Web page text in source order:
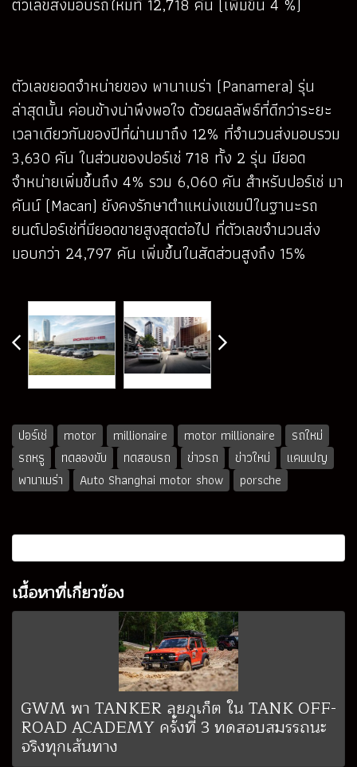
ตัวเลขยอดจำหน่ายของ พานาเมร่า (Panamera) รุ่น
ล่าสุดนั้น ค่อนข้างน่าพึงพอใจ ด้วยผลลัพธ์ที่ดีกว่าระยะ
เวลาเดียวกันของปีที่ผ่านมาถึง 12% ที่จำนวนส่งมอบรวม
3,630 คัน ในส่วนของปอร์เช่ 718 ทั้ง 2 รุ่น มียอด
จำหน่ายเพิ่มขึ้นถึง 4% รวม 6,060 คัน สำหรับปอร์เช่ มา
คันน์ (Macan) ยังคงรักษาตำแหน่งแชมป์ในฐานะรถ
ยนต์ปอร์เช่ที่มียอดขายสูงสุดต่อไป ที่ตัวเลขจำนวนส่ง
มอบกว่า 24,797 คัน เพิ่มขึ้นในสัดส่วนสูงถึง 15%
ปอร์เช่ motor millionaire motor millionaire
รถใหม่
รถหรู
ทดลองขับ ทดสอบรถ ข่าวรถ ข่าวใหม่
แคมเปญ
พานาเมร่า
Auto Shanghai motor show porsche
เนื้อหาที่เกี่ยวข้อง
GWM พา TANKER ลุยภูเก็ต ใน TANK OFF-
ROAD ACADEMY ครั้งที่ 3 ทดสอบสมรรถนะ
จริงทุกเส้นทาง